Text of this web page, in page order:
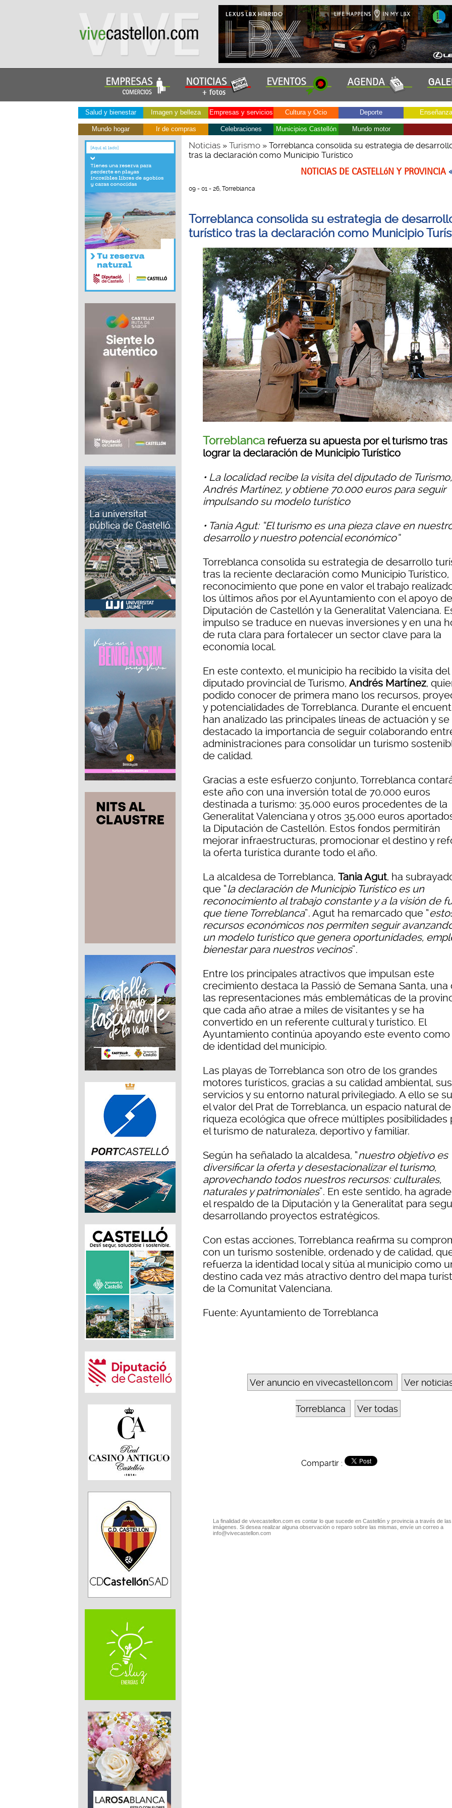
Salud y bienestar Imagen y belleza Empresas y servicios Cultura y Ocio Deporte Enseñanza
Mundo hogar Ir de compras Celebraciones Municipios Castellón Mundo motor
Noticias» Turismo» Torreblanca consolida su estrategia de
tras la declaración como Municipio Turístico
NOTICIAS DE CASTELLóN Y PROVINCIA
09 - 01 - 26, Torreblanca
Torreblanca consolida su estrategia de
turístico tras la declaración como Municipio
Torreblanca refuerza su apuesta por el turismo tras
lograr la declaración de Municipio Turístico
• La localidad recibe la visita del diputado de Turismo,
Andrés Martínez, y obtiene 70.000 euros para seguir
impulsando su modelo turístico
• Tania Agut: “El turismo es una pieza clave en
desarrollo y nuestro potencial económico”
Torreblanca consolida su estrategia de desarrollo
tras la reciente declaración como Municipio Turístico,
reconocimiento que pone en valor el trabajo
los últimos años por el Ayuntamiento con el apoyo
Diputación de Castellón y la Generalitat Valenciana.
impulso se traduce en nuevas inversiones y en una
de ruta clara para fortalecer un sector clave para la
economía local.
En este contexto, el municipio ha recibido la visita del
diputado provincial de Turismo, Andrés Martínez,
podido conocer de primera mano los recursos,
y potencialidades de Torreblanca. Durante el
han analizado las principales líneas de actuación y se
destacado la importancia de seguir colaborando
administraciones para consolidar un turismo
de calidad.
Gracias a este esfuerzo conjunto, Torreblanca
este año con una inversión total de 70.000 euros
destinada a turismo: 35.000 euros procedentes de la
Generalitat Valenciana y otros 35.000 euros
la Diputación de Castellón. Estos fondos permitirán
mejorar infraestructuras, promocionar el destino y
la oferta turística durante todo el año.
La alcaldesa de Torreblanca, Tania Agut, ha
que “la declaración de Municipio Turístico es un
reconocimiento al trabajo constante y a la visión de
que tiene Torreblanca”. Agut ha remarcado que “
recursos económicos nos permiten seguir
un modelo turístico que genera oportunidades,
bienestar para nuestros vecinos”.
Entre los principales atractivos que impulsan este
crecimiento destaca la Passió de Semana Santa, una
las representaciones más emblemáticas de la
que cada año atrae a miles de visitantes y se ha
convertido en un referente cultural y turístico. El
Ayuntamiento continúa apoyando este evento como
de identidad del municipio.
Las playas de Torreblanca son otro de los grandes
motores turísticos, gracias a su calidad ambiental, sus
servicios y su entorno natural privilegiado. A ello se
el valor del Prat de Torreblanca, un espacio natural
riqueza ecológica que ofrece múltiples posibilidades
el turismo de naturaleza, deportivo y familiar.
Según ha señalado la alcaldesa, “nuestro objetivo es
diversificar la oferta y desestacionalizar el turismo,
aprovechando todos nuestros recursos: culturales,
naturales y patrimoniales”. En este sentido, ha
el respaldo de la Diputación y la Generalitat para
desarrollando proyectos estratégicos.
Con estas acciones, Torreblanca reafirma su
con un turismo sostenible, ordenado y de calidad,
refuerza la identidad local y sitúa al municipio como
destino cada vez más atractivo dentro del mapa
de la Comunitat Valenciana.
Fuente: Ayuntamiento de Torreblanca
Ver anuncio en vivecastellon.com Ver
Torreblanca Ver todas
Compartir :
La finalidad de vivecastellon.com es contar lo que sucede en Castellón y provincia a través de las
imágenes. Si desea realizar alguna observación o reparo sobre las mismas, envíe un correo a
info@vivecastellon.com